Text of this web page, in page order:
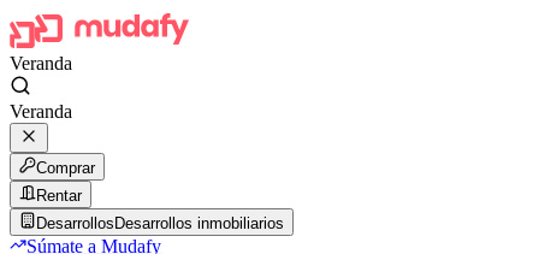
Veranda
Veranda
Comprar
Rentar
Desarrollos Desarrollos inmobiliarios
Súmate a Mudafy